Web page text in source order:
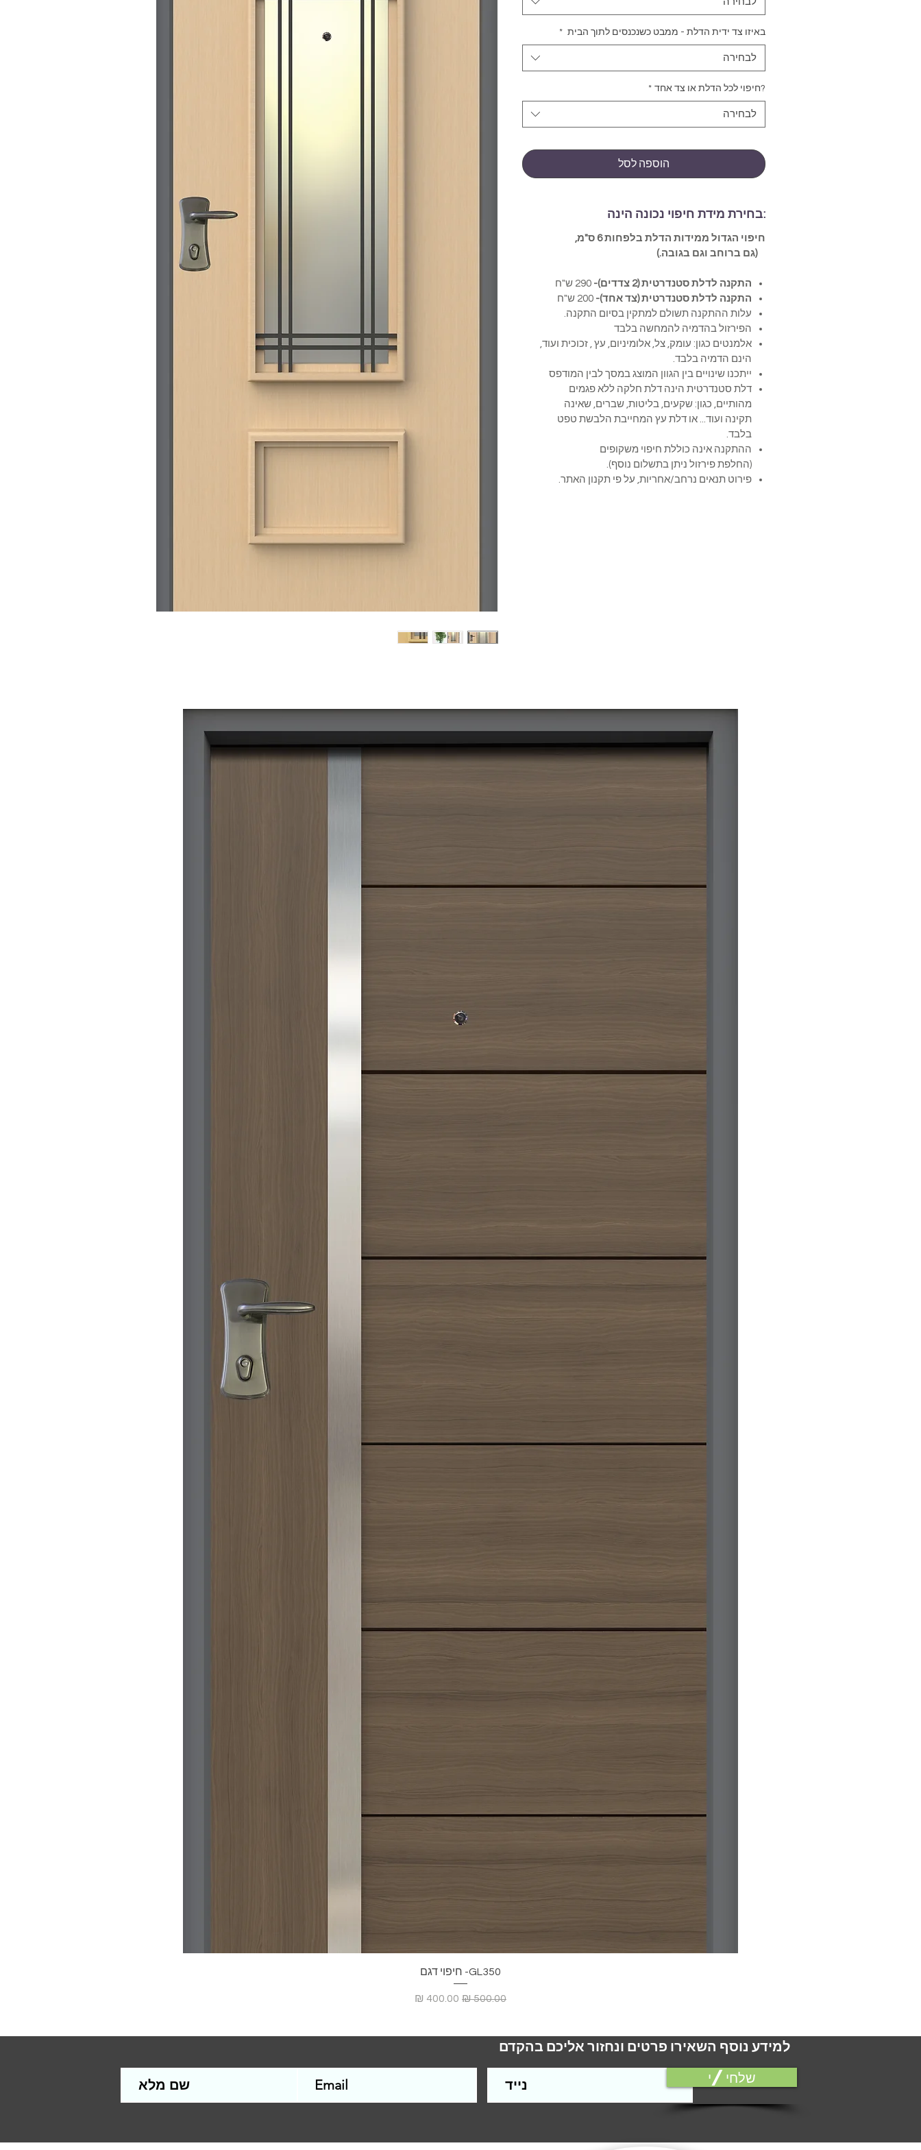
באיזו צד ידית הדלת - ממבט כשנכנסים לתוך הבית *
לבחירה
?חיפוי לכל הדלת או צד אחד *
לבחירה
הוספה לסל
:בחירת מידת חיפוי נכונה הינה
חיפוי הגדול ממידות הדלת בלפחות 6 ס"מ,
(גם ברוחב וגם בגובה.)
התקנה לדלת סטנדרטית (2 צדדים)-
התקנה לדלת סטנדרטית (צד אחד)- 200 ש"ח
עלות ההתקנה תשולם למתקין בסיום התקנה.
הפירזול בהדמיה להמחשה בלבד
אלמנטים כגון: עומק, צל, אלומיניום, עץ , זכוכית ועוד,
הינם הדמיה בלבד.
ייתכנו שינויים בין הגוון המוצג במסך לבין המודפס
דלת סטנדרטית הינה דלת חלקה ללא פגמים
מהותיים, כגון: שקעים, בליטות, שברים, שאינה
תקינה ועוד... או דלת עץ המחייבת הלבשת טפט
בלבד.
ההתקנה אינה כוללת חיפוי משקופים
(החלפת פירזול ניתן בתשלום נוסף).
פירוט תנאים נרחב/אחריות, על פי תקנון האתר.
GL350- חיפוי דגם
מחיר רגיל מחיר מבצע
למידע נוסף השאירו פרטים ונחזור אליכם בהקדם
שלחי/י